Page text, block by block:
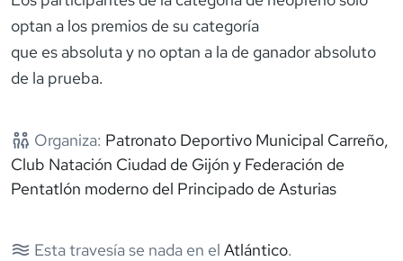
optan a los premios de su categoría
que es absoluta y no optan a la de ganador absoluto
de la prueba.
Organiza: Patronato Deportivo Municipal Carreño,
Club Natación Ciudad de Gijón y Federación de
Pentatlón moderno del Principado de Asturias
Esta travesía se nada en el Atlántico.